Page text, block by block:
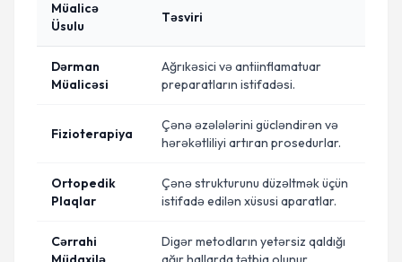
Müalicə
Üsulu
Təsviri
Dərman
Müalicəsi
Ağrıkəsici və antiinflamatuar
preparatların istifadəsi.
Fizioterapiya
Çənə əzələlərini gücləndirən və
hərəkətliliyi artıran prosedurlar.
Ortopedik
Plaqlar
Çənə strukturunu düzəltmək üçün
istifadə edilən xüsusi aparatlar.
Cərrahi
Digər metodların yetərsiz qaldığı